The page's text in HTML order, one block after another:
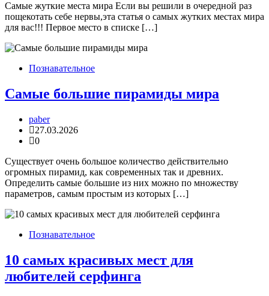
Самые жуткие места мира Если вы решили в очередной раз
пощекотать себе нервы,эта статья о самых жутких местах мира
для вас!!! Первое место в списке […]
Познавательное
Самые большие пирамиды мира
paber
27.03.2026
0
Существует очень большое количество действительно
огромных пирамид, как современных так и древних.
Определить самые большие из них можно по множеству
параметров, самым простым из которых […]
Познавательное
10 самых красивых мест для
любителей серфинга